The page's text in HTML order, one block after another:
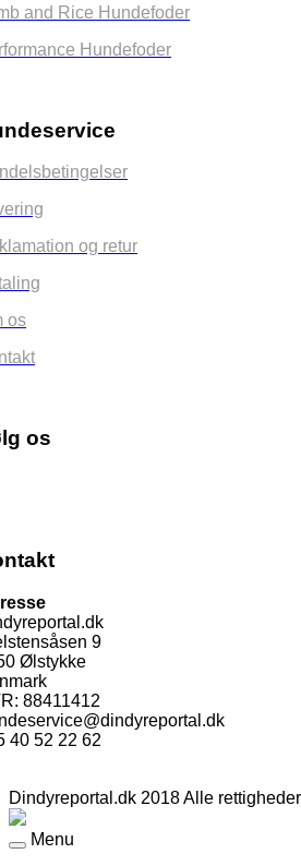
and Rice Hundefoder
Hundefoder
og retur
os
os
9
Ølstykke
88411412
40 52 22 62
Dindyreportal.dk 2018 Alle
Menu